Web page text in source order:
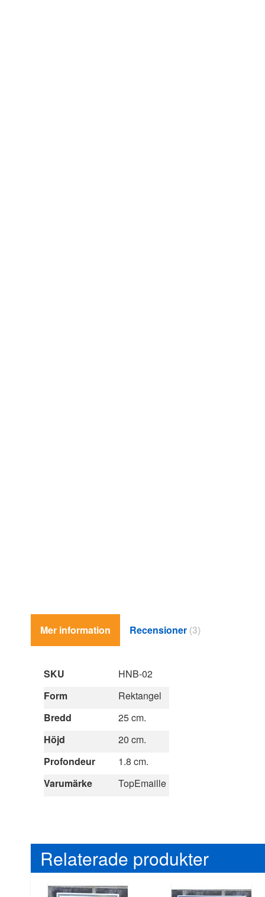
Mer information
Mer
SKU
HNB-02
Form
Rektangel
Bredd
25 cm.
Höjd
20 cm.
Profondeur
1.8 cm.
Varumärke
TopEmaille
Recensioner 3
Relaterade produkter